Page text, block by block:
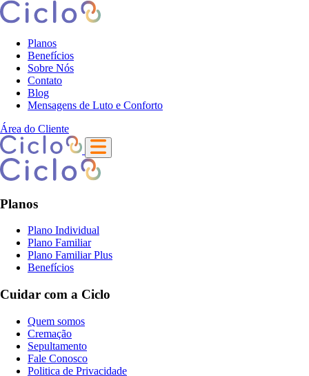
Planos
Benefícios
Sobre Nós
Contato
Blog
Mensagens de Luto e Conforto
Área do Cliente
Planos
Plano Individual
Plano Familiar
Plano Familiar Plus
Benefícios
Cuidar com a Ciclo
Quem somos
Cremação
Sepultamento
Fale Conosco
Politica de Privacidade